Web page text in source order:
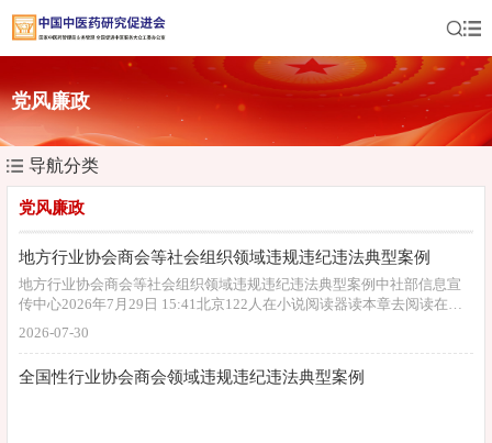
党风廉政
导航分类
党风廉政
地方行业协会商会等社会组织领域违规违纪违法典型案例
地方行业协会商会等社会组织领域违规违纪违法典型案例中社部信息宣
传中心2026年7月29日 15:41北京122人在小说阅读器读本章去阅读在小
说阅读器中沉浸阅读 2026年以来，各地各有关部门深入推进各级各
型案例一：山西省四川商会内部管理混乱。经查，山西省四川商会无正
2026-07-30
全国性行业协会商会领域违规违纪违法典型案例